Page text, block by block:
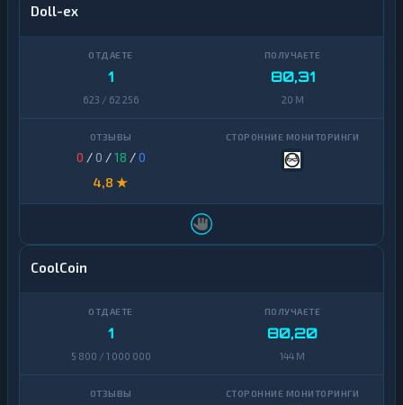
Doll-ex
1
623 / 62 256
80,31
20 M
0 / 0 /18 /0
4,8 ★
CoolCoin
1
5 800 / 1 000 000
80,20
144 M